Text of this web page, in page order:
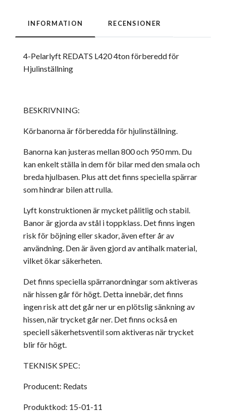
INFORMATION RECENSIONER
4-Pelarlyft REDATS L420 4ton förberedd för
Hjulinställning
BESKRIVNING:
Körbanorna är förberedda för hjulinställning.
Banorna kan justeras mellan 800 och 950 mm. Du
kan enkelt ställa in dem för bilar med den smala och
breda hjulbasen. Plus att det finns speciella spärrar
som hindrar bilen att rulla.
Lyft konstruktionen är mycket pålitlig och stabil.
Banor är gjorda av stål i toppklass. Det finns ingen
risk för böjning eller skador, även efter år av
användning. Den är även gjord av antihalk material,
vilket ökar säkerheten.
Det finns speciella spärranordningar som aktiveras
när hissen går för högt. Detta innebär, det finns
ingen risk att det går ner ur en plötslig sänkning av
hissen, när trycket går ner. Det finns också en
speciell säkerhetsventil som aktiveras när trycket
blir för högt.
TEKNISK SPEC:
Producent: Redats
Produktkod: 15-01-11